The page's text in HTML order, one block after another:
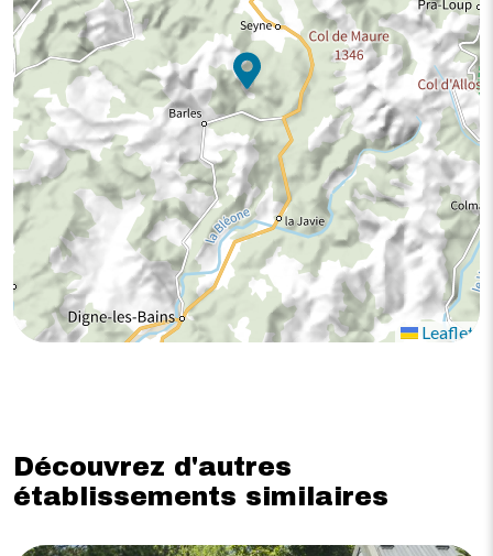
Leaflet
Découvrez d'autres
établissements similaires